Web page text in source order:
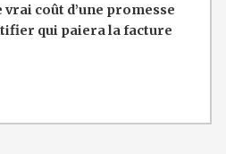
coût d’une promesse
qui paiera la facture